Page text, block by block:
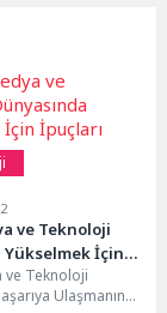
ve Teknoloji
Yükselmek İçin
ve Teknoloji
Ulaşmanın